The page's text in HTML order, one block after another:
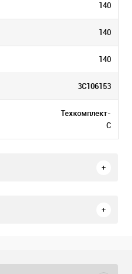
140
140
140
3С106153
Техкомплект-
С